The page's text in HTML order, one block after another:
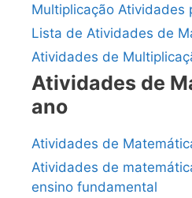
Multiplicação Atividades
Lista de Atividades de
Atividades de
Atividades de
ano
Atividades de
Atividades de
ensino fundamental